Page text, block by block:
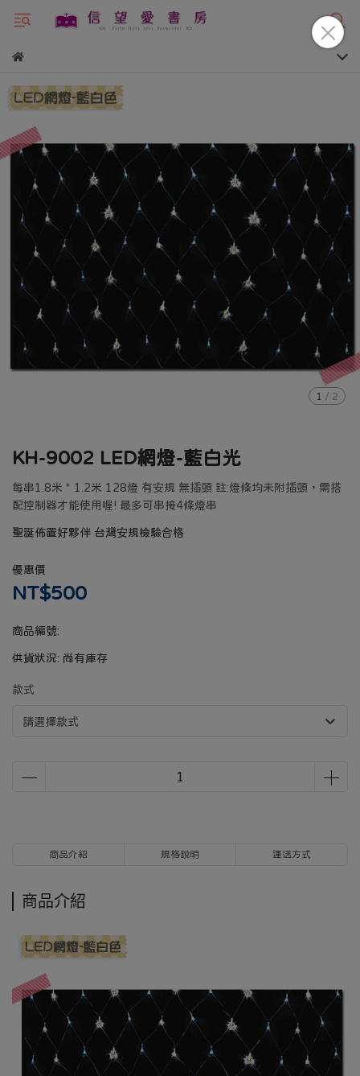
1 / 2
KH-9002 LED網燈-藍白光
每串1.8米 * 1.2米 128燈 有安規 無插頭 註:燈條均未附插頭，需搭
配控制器才能使用喔! 最多可串接4條燈串
聖誕佈置好夥伴 台灣安規檢驗合格
優惠價
NT$500
商品編號:
供貨狀況: 尚有庫存
款式
請選擇款式
商品介紹 規格說明 運送方式
商品介紹